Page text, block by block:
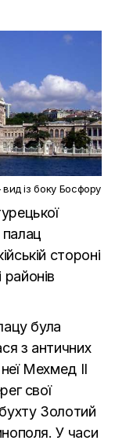
із боку Босфору
стороні
була
з античних
Мехмед II
свої
Золотий
У часи